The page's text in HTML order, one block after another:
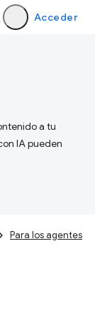
Acceder
a tu
IA pueden
Para los agentes